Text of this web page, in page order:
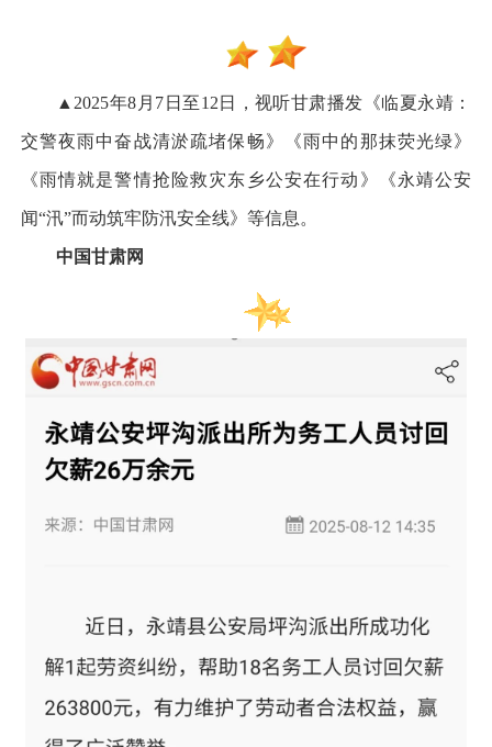
▲2025年8月7日至12日，视听甘肃播发《临夏永靖：
交警夜雨中奋战清淤疏堵保畅》《雨中的那抹荧光绿》
《雨情就是警情抢险救灾东乡公安在行动》《永靖公安
闻“汛”而动筑牢防汛安全线》等信息。
中国甘肃网